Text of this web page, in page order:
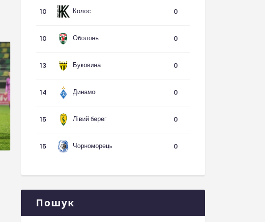
10 Колос 0
10 Оболонь 0
13 Буковина 0
14 Динамо 0
15 Лівий берег 0
15 Чорноморець 0
Пошук